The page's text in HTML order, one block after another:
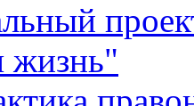
жизнь"